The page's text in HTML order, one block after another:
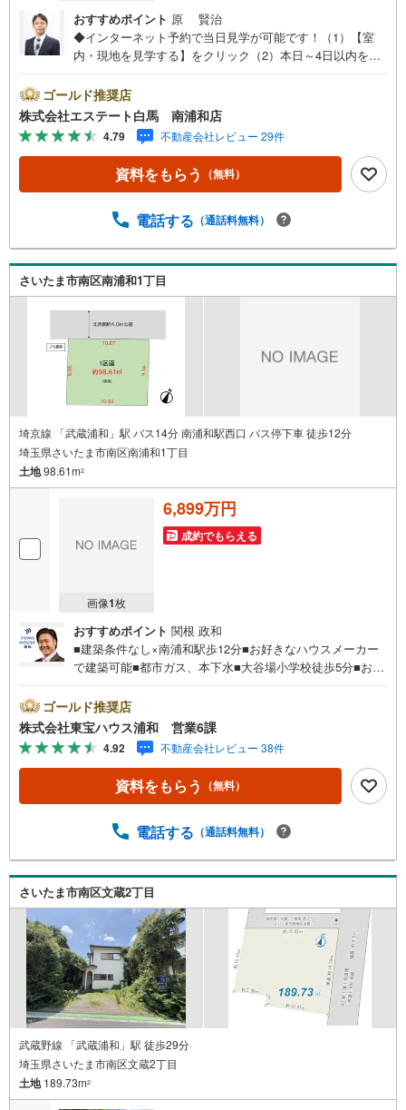
おすすめポイント 原 賢治
◆インターネット予約で当日見学が可能です！（1）【室
内・現地を見学する】をクリック（2）本日～4日以内をご
ください。◆10:00～21:00はお電話でのお問い合わせがス
ムーズです。●建築条件なしのためお好きなハウスメーカー
でご建築いただけます●既存建物は倉庫です。倉庫をお探し
の方もお気軽にどうぞ【Yahoo！ 不動産キャンペーン対象
店舗です】 当店で物件を成約するとPayPayボーナスをプ
レゼント！◆エステート白馬の5大サポート◆1.FP相談サ
料2.設備保証の延長サービス新築住宅は2年、中古住宅は半
家」高気密・高断熱のフルオーダー住宅「白馬の家」のご
提案可能4.見学時、建築士同行サービス目視検査やリフォ
ーム費用をお伝えするなどの無料サービス5.お引渡し後も
しっかりサポートCSサポート室がお引渡し後のお悩みもし
っかりサポートします
ゴールド推奨店
株式会社エステート白馬 南浦和店
4.79 不動産会社レビュー 29件
資料をもらう （無料）
電話する （通話料無料）
さいたま市南区南浦和1丁目
埼京線 「武蔵浦和」駅 バス14分 南浦和駅西口 バス停下車 徒歩12分
埼玉県さいたま市南区南浦和1丁目
土地98.61m2
画像1枚
6,899万円
成約でもらえる
おすすめポイント 関根 政和
■建築条件なし×南浦和駅歩12分■お好きなハウスメーカー
で建築可能■都市ガス、本下水■大谷場小学校徒歩5分■お大
～22:00（年中無休）こちらの時間帯はお電話でのお問い合
わせがスムーズにご案内できますぜひお気軽にご連絡下さ
い！東宝ハウスライフソリューションズグループ 東宝ハ
ウス浦和 特別提携金利〔一例〕東宝ハウス浦和の住宅ロ
ーン■変動金利全期間引下げプラン⇒住宅ローン金利優遇割
の最大適用《0.89％》と某信用金庫金利1.275％の比較借入
年7月末実行分まで（審査・要件があります）◇TOHO HO
ートナーが直接ご対応ライフプランニング、かけつけサポ
ート、Club Offプレミアムなど多彩なサービスがございます
ゴールド推奨店
株式会社東宝ハウス浦和 営業6課
4.92 不動産会社レビュー 38件
資料をもらう （無料）
電話する （通話料無料）
さいたま市南区文蔵2丁目
武蔵野線 「武蔵浦和」駅 徒歩29分
埼玉県さいたま市南区文蔵2丁目
土地189.73m2